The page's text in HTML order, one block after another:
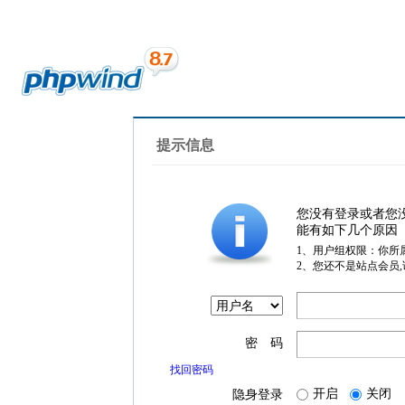
提示信息
您没有登录或者您
能有如下几个原因
1、用户组权限：你所
2、您还不是站点会员
密 码
找回密码
隐身登录 开启 关闭